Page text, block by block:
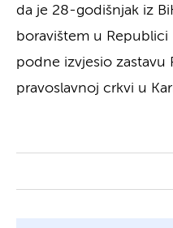
da je 28-godišnjak iz
boravištem u
podne izvjesio zastavu
pravoslavnoj crkvi u